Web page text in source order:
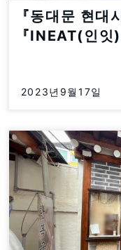
『동대문 현대
『INEAT(인
2023년9월17일